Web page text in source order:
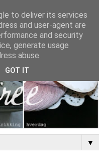
▼
to deliver its services
and user-agent are
and security
generate usage
abuse.
GOT IT